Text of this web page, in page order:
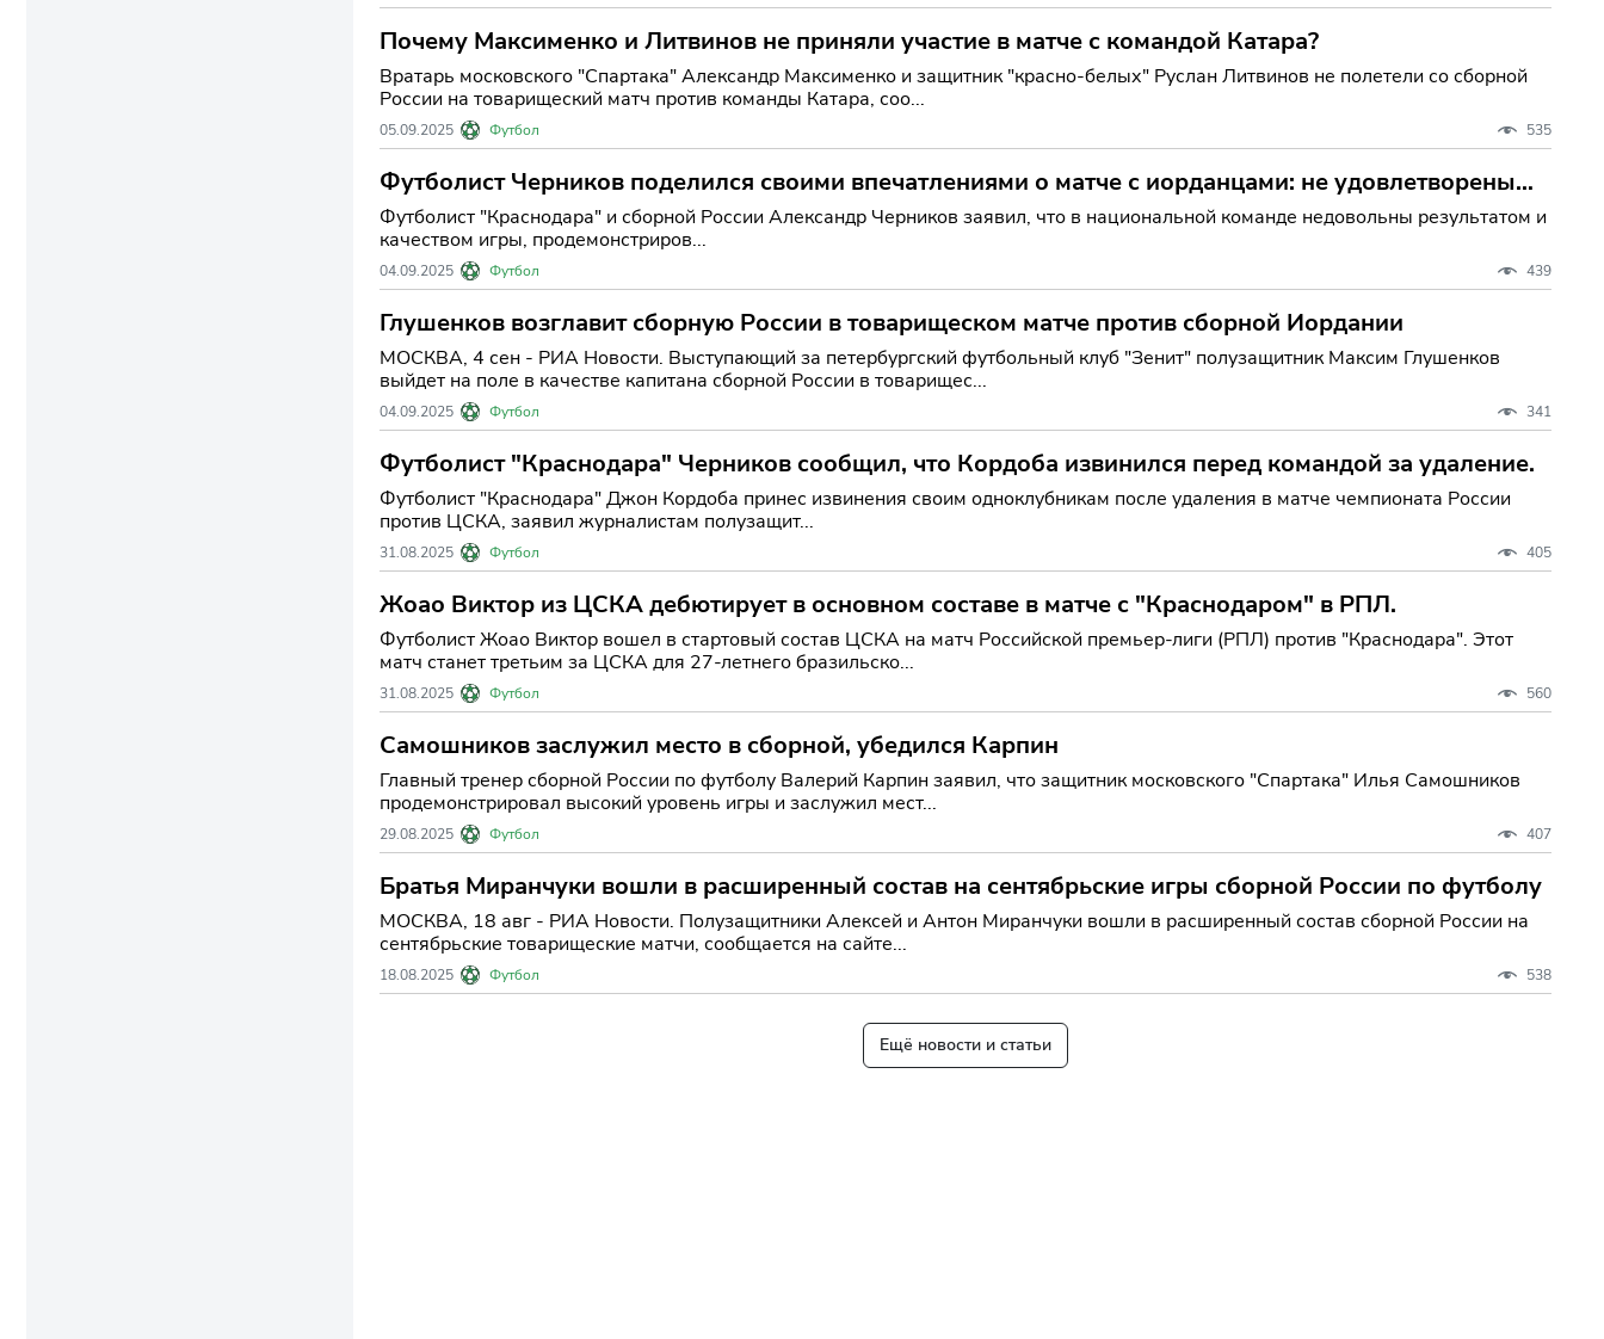
Почему Максименко и Литвинов не приняли участие в матче с командой Катара?
Вратарь московского "Спартака" Александр Максименко и защитник "красно-белых" Руслан Литвинов не полетели со сборной
России на товарищеский матч против команды Катара, соо...
05.09.2025 Футбол 535
Футболист Черников поделился своими впечатлениями о матче с иорданцами: не удовлетворены
результатом и качеством игры
Футболист "Краснодара" и сборной России Александр Черников заявил, что в национальной команде недовольны результатом и
качеством игры, продемонстриров...
04.09.2025 Футбол 439
Глушенков возглавит сборную России в товарищеском матче против сборной Иордании
МОСКВА, 4 сен - РИА Новости. Выступающий за петербургский футбольный клуб "Зенит" полузащитник Максим Глушенков
выйдет на поле в качестве капитана сборной России в товарищес...
04.09.2025 Футбол 341
Футболист "Краснодара" Черников сообщил, что Кордоба извинился перед командой за удаление.
Футболист "Краснодара" Джон Кордоба принес извинения своим одноклубникам после удаления в матче чемпионата России
против ЦСКА, заявил журналистам полузащит...
31.08.2025 Футбол 405
Жоао Виктор из ЦСКА дебютирует в основном составе в матче с "Краснодаром" в РПЛ.
Футболист Жоао Виктор вошел в стартовый состав ЦСКА на матч Российской премьер-лиги (РПЛ) против "Краснодара". Этот
матч станет третьим за ЦСКА для 27-летнего бразильско...
31.08.2025 Футбол 560
Самошников заслужил место в сборной, убедился Карпин
Главный тренер сборной России по футболу Валерий Карпин заявил, что защитник московского "Спартака" Илья Самошников
продемонстрировал высокий уровень игры и заслужил мест...
29.08.2025 Футбол 407
Братья Миранчуки вошли в расширенный состав на сентябрьские игры сборной России по футболу
МОСКВА, 18 авг - РИА Новости. Полузащитники Алексей и Антон Миранчуки вошли в расширенный состав сборной России на
сентябрьские товарищеские матчи, сообщается на сайте...
18.08.2025 Футбол 538
Ещё новости и статьи